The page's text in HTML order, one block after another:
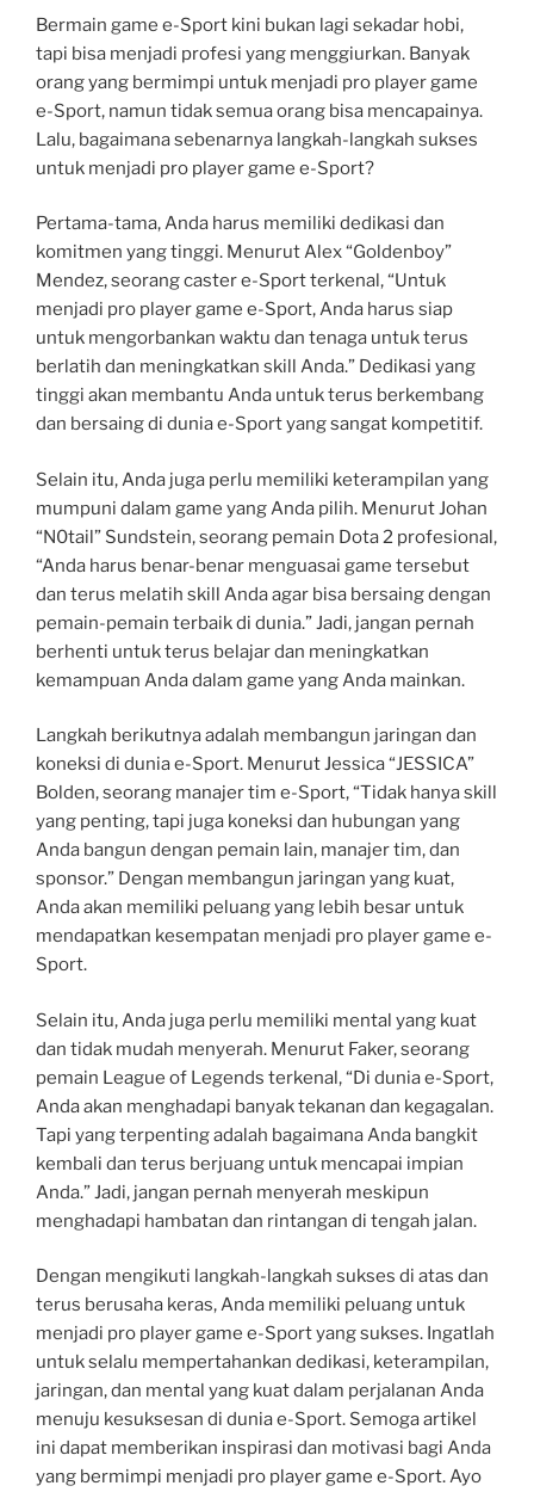
Bermain game e-Sport kini bukan lagi sekadar hobi,
tapi bisa menjadi profesi yang menggiurkan. Banyak
orang yang bermimpi untuk menjadi pro player game
e-Sport, namun tidak semua orang bisa mencapainya.
Lalu, bagaimana sebenarnya langkah-langkah sukses
untuk menjadi pro player game e-Sport?
Pertama-tama, Anda harus memiliki dedikasi dan
komitmen yang tinggi. Menurut Alex “Goldenboy”
Mendez, seorang caster e-Sport terkenal, “Untuk
menjadi pro player game e-Sport, Anda harus siap
untuk mengorbankan waktu dan tenaga untuk terus
berlatih dan meningkatkan skill Anda.” Dedikasi yang
tinggi akan membantu Anda untuk terus berkembang
dan bersaing di dunia e-Sport yang sangat kompetitif.
Selain itu, Anda juga perlu memiliki keterampilan yang
mumpuni dalam game yang Anda pilih. Menurut Johan
“N0tail” Sundstein, seorang pemain Dota 2 profesional,
“Anda harus benar-benar menguasai game tersebut
dan terus melatih skill Anda agar bisa bersaing dengan
pemain-pemain terbaik di dunia.” Jadi, jangan pernah
berhenti untuk terus belajar dan meningkatkan
kemampuan Anda dalam game yang Anda mainkan.
Langkah berikutnya adalah membangun jaringan dan
koneksi di dunia e-Sport. Menurut Jessica “JESSICA”
Bolden, seorang manajer tim e-Sport, “Tidak hanya skill
yang penting, tapi juga koneksi dan hubungan yang
Anda bangun dengan pemain lain, manajer tim, dan
sponsor.” Dengan membangun jaringan yang kuat,
Anda akan memiliki peluang yang lebih besar untuk
mendapatkan kesempatan menjadi pro player game e-
Sport.
Selain itu, Anda juga perlu memiliki mental yang kuat
dan tidak mudah menyerah. Menurut Faker, seorang
pemain League of Legends terkenal, “Di dunia e-Sport,
Anda akan menghadapi banyak tekanan dan kegagalan.
Tapi yang terpenting adalah bagaimana Anda bangkit
kembali dan terus berjuang untuk mencapai impian
Anda.” Jadi, jangan pernah menyerah meskipun
menghadapi hambatan dan rintangan di tengah jalan.
Dengan mengikuti langkah-langkah sukses di atas dan
terus berusaha keras, Anda memiliki peluang untuk
menjadi pro player game e-Sport yang sukses. Ingatlah
untuk selalu mempertahankan dedikasi, keterampilan,
jaringan, dan mental yang kuat dalam perjalanan Anda
menuju kesuksesan di dunia e-Sport. Semoga artikel
ini dapat memberikan inspirasi dan motivasi bagi Anda
yang bermimpi menjadi pro player game e-Sport. Ayo